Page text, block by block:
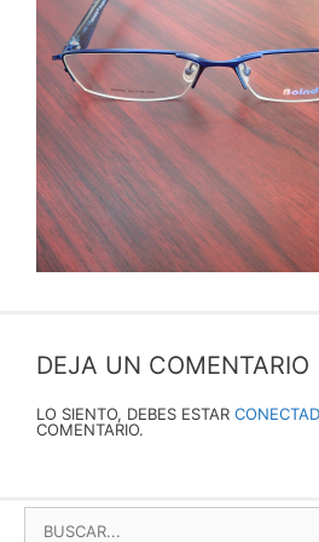
DEJA UN COMENTARIO
LO SIENTO, DEBES ESTAR
COMENTARIO.
BUSCAR: